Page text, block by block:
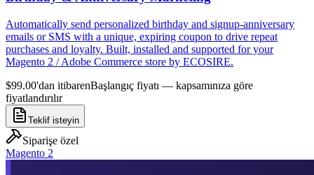
Automatically send personalized birthday and signup-anniversary
emails or SMS with a unique, expiring coupon to drive repeat
purchases and loyalty. Built, installed and supported for your
Magento 2 / Adobe Commerce store by ECOSIRE.
$99.00'dan itibarenBaşlangıç fiyatı — kapsamınıza göre
fiyatlandırılır
Teklif isteyin
Siparişe özel
Magento 2